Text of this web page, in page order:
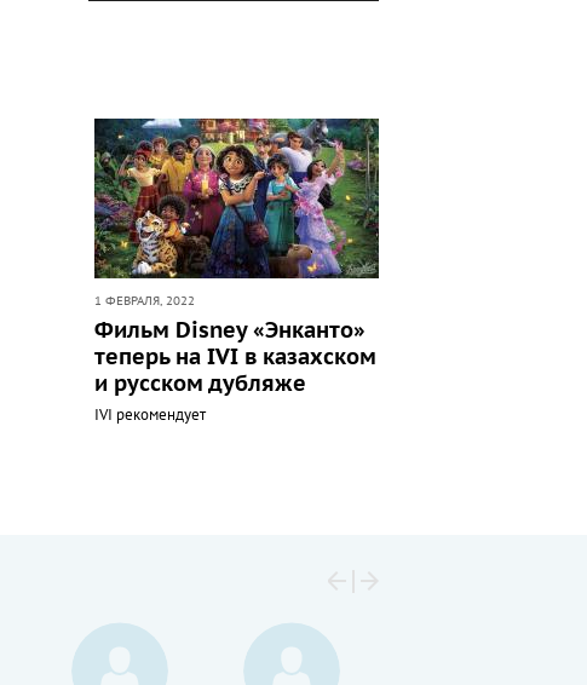
1 ФЕВРАЛЯ, 2022
Фильм Disney «Энканто»
теперь на IVI в казахском
и русском дубляже
IVI рекомендует